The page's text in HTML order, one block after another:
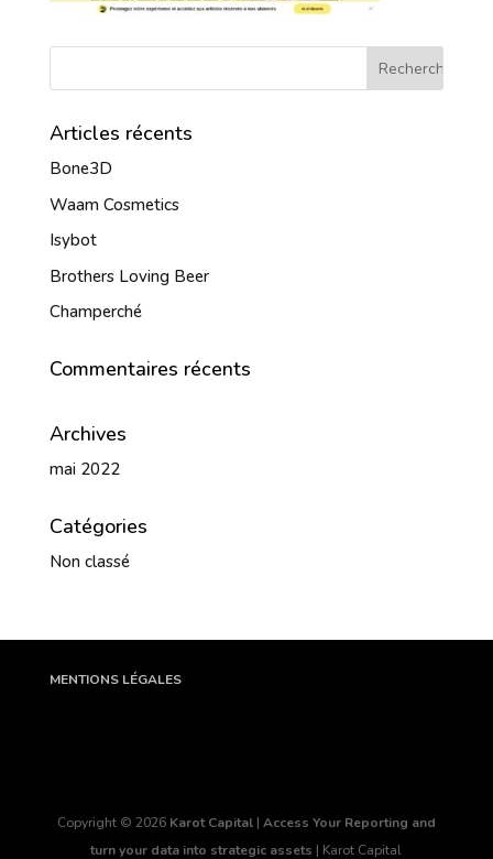
Articles récents
Bone3D
Waam Cosmetics
Isybot
Brothers Loving Beer
Champerché
Commentaires récents
Archives
mai 2022
Catégories
Non classé
MENTIONS LÉGALES
Copyright © 2026 Karot Capital | Access Your Reporting and
turn your data into strategic assets | Karot Capital